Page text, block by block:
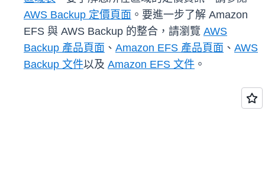
AWS Backup 定價頁面 。要進一步了解 Amazon
EFS 與 AWS Backup 的整合，請瀏覽 AWS
Backup 產品頁面 、 Amazon EFS 產品頁面 、 AWS
Backup 文件以及 Amazon EFS 文件 。